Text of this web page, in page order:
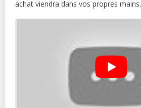
achat viendra dans vos propres mains.